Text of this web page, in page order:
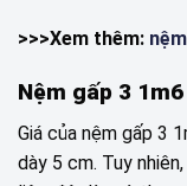
>>>Xem thêm:
Nệm gấp 3
Giá của nệm gấp 3
dày 5 cm. Tuy